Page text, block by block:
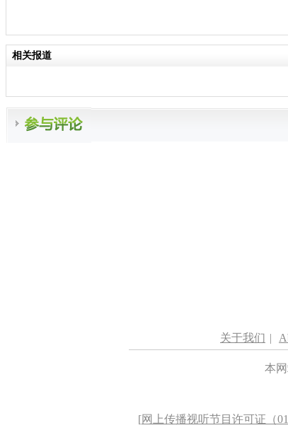
相关报道
关于我们 |
本
[网上传播视听节目许可证（